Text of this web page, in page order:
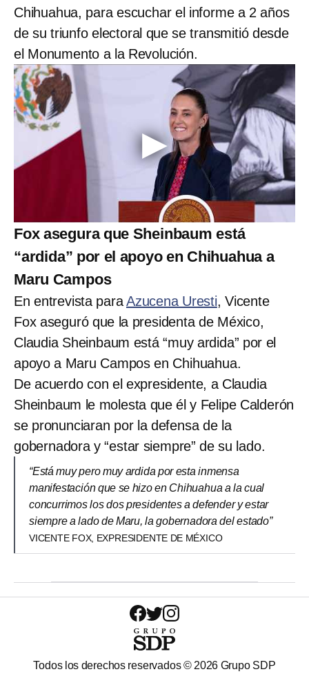
Chihuahua, para escuchar el informe a 2 años
de su triunfo electoral que se transmitió desde
el Monumento a la Revolución.
Fox asegura que Sheinbaum está
“ardida” por el apoyo en Chihuahua a
Maru Campos
En entrevista paraAzucena Uresti, Vicente
Fox aseguró que la presidenta de México,
Claudia Sheinbaum está “muy ardida” por el
apoyo a Maru Campos en Chihuahua.
De acuerdo con el expresidente, a Claudia
Sheinbaum le molesta que él y Felipe Calderón
se pronunciaran por la defensa de la
gobernadora y “estar siempre” de su lado.
“Está muy pero muy ardida por esta inmensa
manifestación que se hizo en Chihuahua a la cual
concurrimos los dos presidentes a defender y estar
siempre a lado de Maru, la gobernadora del estado”
VICENTE FOX, EXPRESIDENTE DE MÉXICO
Todos los derechos reservados © 2026 Grupo SDP